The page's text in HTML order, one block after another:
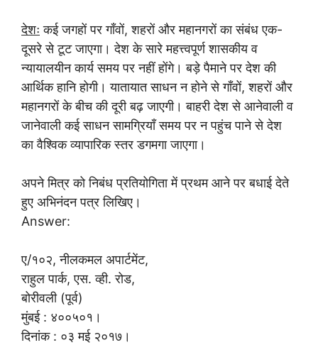
देशः कई जगहों पर गाँवों, शहरों और महानगरों का संबंध एक-
दूसरे से टूट जाएगा। देश के सारे महत्त्वपूर्ण शासकीय व
न्यायालयीन कार्य समय पर नहीं होंगे। बड़े पैमाने पर देश की
आर्थिक हानि होगी। यातायात साधन न होने से गाँवों, शहरों और
महानगरों के बीच की दूरी बढ़ जाएगी। बाहरी देश से आनेवाली व
जानेवाली कई साधन सामग्रियाँ समय पर न पहुंच पाने से देश
का वैश्विक व्यापारिक स्तर डगमगा जाएगा।
अपने मित्र को निबंध प्रतियोगिता में प्रथम आने पर बधाई देते
हुए अभिनंदन पत्र लिखिए।
Answer:
ए/१०२, नीलकमल अपार्टमेंट,
राहुल पार्क, एस. व्ही. रोड,
बोरीवली (पूर्व)
मुंबई : ४००५०१।
दिनांक : ०३ मई २०१७।